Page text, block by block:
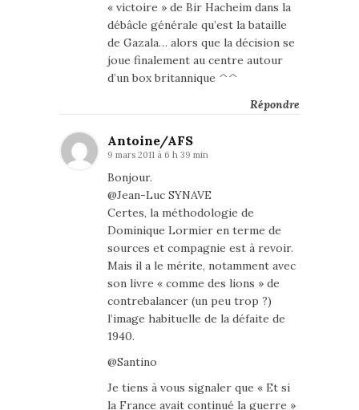
« victoire » de Bir Hacheim dans la
débâcle générale qu’est la bataille
de Gazala… alors que la décision se
joue finalement au centre autour
d’un box britannique ^^
Répondre
Antoine/AFS
9 mars 2011 à 6 h 39 min
Bonjour.
@Jean-Luc SYNAVE
Certes, la méthodologie de
Dominique Lormier en terme de
sources et compagnie est à revoir.
Mais il a le mérite, notamment avec
son livre « comme des lions » de
contrebalancer (un peu trop ?)
l’image habituelle de la défaite de
1940.
@Santino
Je tiens à vous signaler que « Et si
la France avait continué la guerre »